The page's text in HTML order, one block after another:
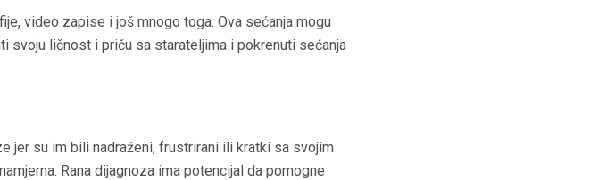
video zapise i još mnogo toga. Ova sećanja mogu
svoju ličnost i priču sa starateljima i pokrenuti sećanja
jer su im bili nadraženi, frustrirani ili kratki sa svojim
Rana dijagnoza ima potencijal da pomogne